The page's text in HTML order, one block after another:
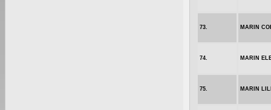
73. MARIN
74. MARIN
75. MARIN